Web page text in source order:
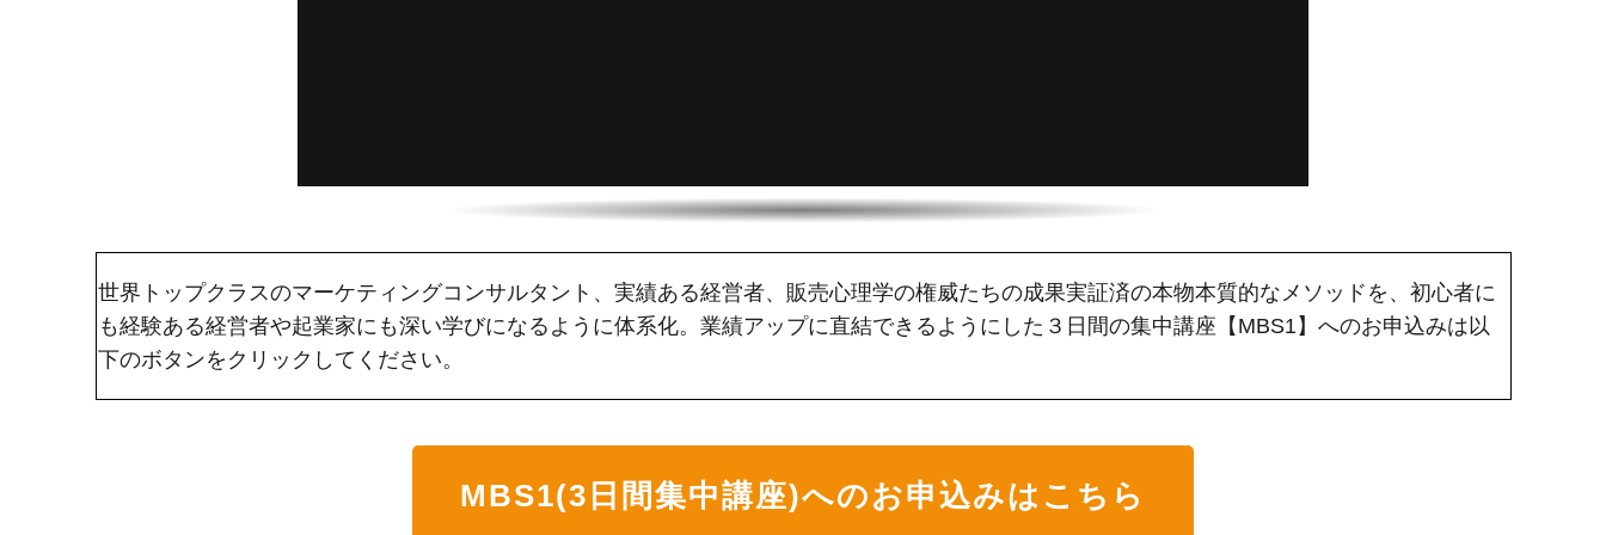
世界トップクラスのマーケティングコンサルタント、実績ある経営者、販売心理学の権威たちの成果実証済の本物本質的なメソッドを、初心者に
も経験ある経営者や起業家にも深い学びになるように体系化。業績アップに直結できるようにした３日間の集中講座【MBS1】へのお申込みは以
下のボタンをクリックしてください。
MBS1(3日間集中講座)へのお申込みはこちら